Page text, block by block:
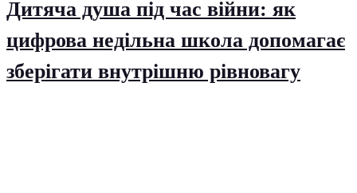
Дитяча душа під час війни: як
цифрова недільна школа допомагає
зберігати внутрішню рівновагу